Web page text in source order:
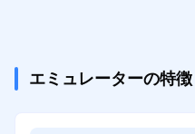
エミュレーターの特徴